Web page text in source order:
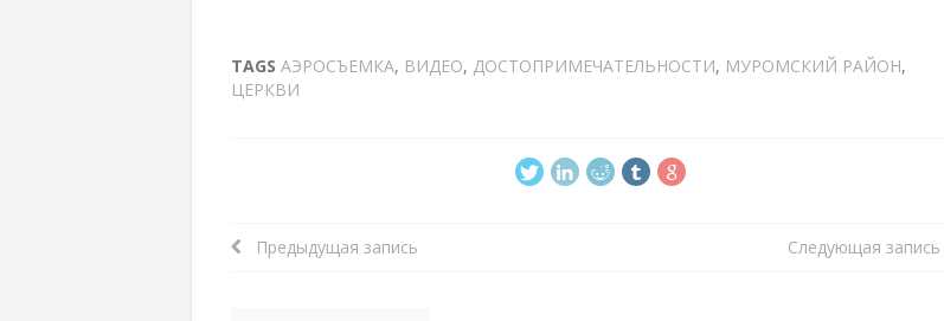
TAGS АЭРОСЪЕМКА, ВИДЕО, ДОСТОПРИМЕЧАТЕЛЬНОСТИ, МУРОМСКИЙ РАЙОН,
ЦЕРКВИ
Предыдущая запись Следующая запись